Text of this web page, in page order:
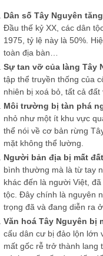
Dân số Tây Nguyên
Đầu thế kỷ XX, các dân
1975, tỷ lệ này là 50%.
toàn địa bàn…
Sự tan vỡ của làng Tây
tập thể truyền thống của
nhiên bị xoá bỏ, tất cả
Môi trường bị tàn phá
nhỏ như một ít khu vực
thể nói về cơ bản rừng
mặt không thể lường.
Người bản địa bị mất
bình thường mà là từ tay
khác đến là người Việt,
tộc. Đây chính là nguyên
trọng đã và đang diễn ra
Văn hoá Tây Nguyên bị
cấu dân cư bị đảo lộn lớn
mất gốc rễ trở thành lang